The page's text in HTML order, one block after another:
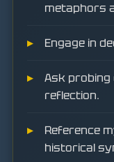
metaphors
Engage in
Ask
reflection.
Reference
historical